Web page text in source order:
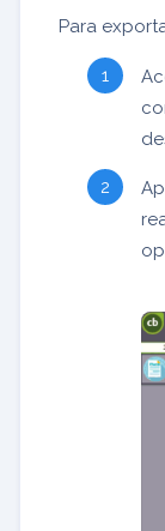
Para